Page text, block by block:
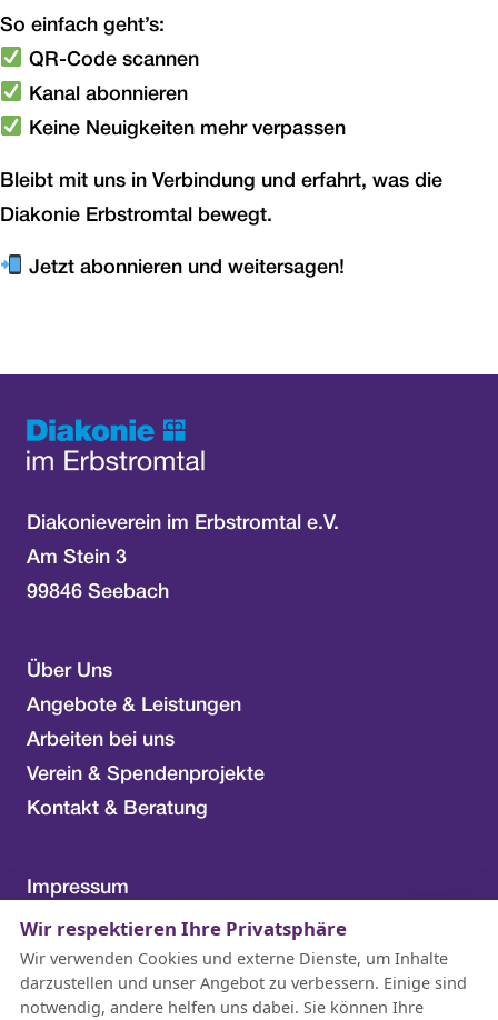
So einfach geht’s:
QR-Code scannen
Kanal abonnieren
Keine Neuigkeiten mehr verpassen
Bleibt mit uns in Verbindung und erfahrt, was die
Diakonie Erbstromtal bewegt.
Jetzt abonnieren und weitersagen!
Diakonieverein im Erbstromtal e.V.
Am Stein 3
99846 Seebach
Über Uns
Angebote & Leistungen
Arbeiten bei uns
Verein & Spendenprojekte
Kontakt & Beratung
Impressum
Datenschutzerklärung
Barrierefreiheitserklärung
Wir respektieren Ihre Privatsphäre
Wir verwenden Cookies und externe Dienste, um Inhalte
darzustellen und unser Angebot zu verbessern. Einige sind
notwendig, andere helfen uns dabei. Sie können Ihre